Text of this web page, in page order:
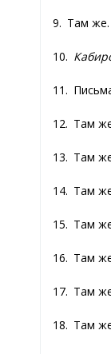
9. Там же.
10.
11.
12. Там
13. Там
14. Там
15. Там
16. Там
17. Там
18. Там